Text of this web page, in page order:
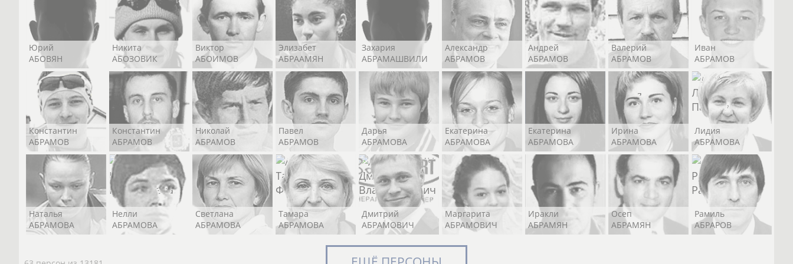
Юрий
АБОВЯН
Никита
АБОЗОВИК
Виктор
АБОИМОВ
Элизабет
АБРААМЯН
Захария
АБРАМАШВИЛИ
Александр
АБРАМОВ
Андрей
АБРАМОВ
Валерий
АБРАМОВ
Иван
АБРАМОВ
Константин
АБРАМОВ
Константин
АБРАМОВ
Николай
АБРАМОВ
Павел
АБРАМОВ
Дарья
АБРАМОВА
Екатерина
АБРАМОВА
Екатерина
АБРАМОВА
Ирина
АБРАМОВА
Лидия
АБРАМОВА
Наталья
АБРАМОВА
Нелли
АБРАМОВА
Светлана
АБРАМОВА
Тамара
АБРАМОВА
Дмитрий
АБРАМОВИЧ
Маргарита
АБРАМОВИЧ
Иракли
АБРАМЯН
Осеп
АБРАМЯН
Рамиль
АБРАРОВ